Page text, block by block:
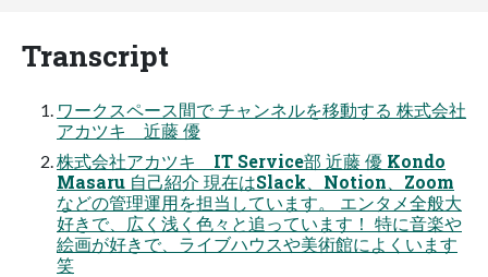
Transcript
ワークスペース間で チャンネルを移動する 株式会社
アカツキ 近藤 優
株式会社アカツキ IT Service部 近藤 優 Kondo
Masaru ⾃⼰紹介 現在はSlack、Notion、Zoom
などの管理運⽤を担当しています。 エンタメ全般⼤
好きで、広く浅く⾊々と追っています！ 特に⾳楽や
絵画が好きで、ライブハウスや美術館によくいます
笑